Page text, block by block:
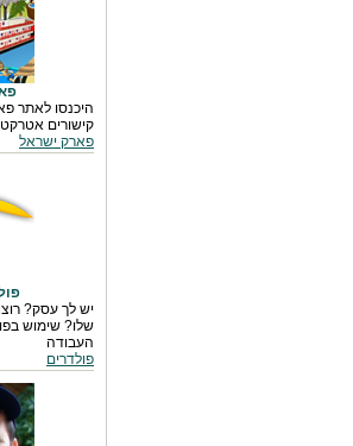
היכנסו לאתר
קישורים
פארק ישראל
יש לך עסק?
שלו? שימוש
העבודה
פולדרים